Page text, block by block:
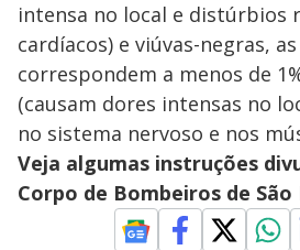
intensa no local e distúrbios
cardíacos) e viúvas-negras,
correspondem a menos de
(causam dores intensas no
no sistema nervoso e nos
Veja algumas instruções
Corpo de Bombeiros de São